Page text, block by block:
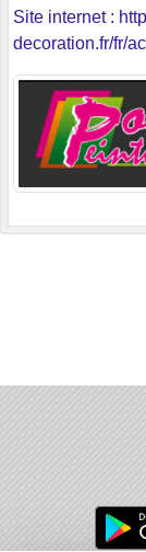
Site internet :
decoration.fr/fr/